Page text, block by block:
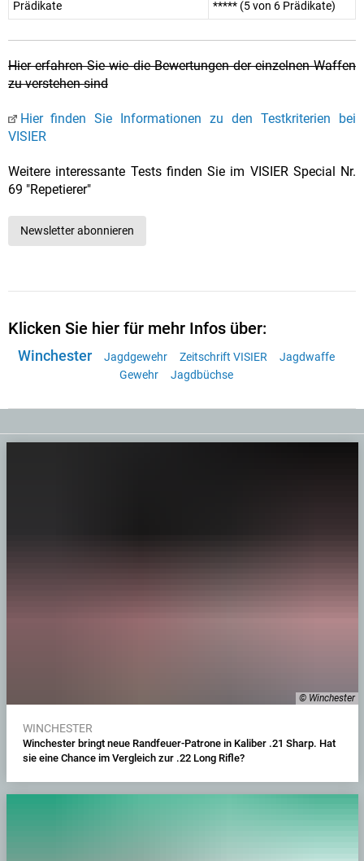
Prädikate
***** (5 von 6 Prädikate)
Hier erfahren Sie wie die Bewertungen der einzelnen Waffen
zu verstehen sind
Hier finden Sie Informationen zu den Testkriterien bei
VISIER
Weitere interessante Tests finden Sie im VISIER Special Nr.
69 "Repetierer"
Newsletter abonnieren
Klicken Sie hier für mehr Infos über:
Winchester Jagdgewehr Zeitschrift VISIER
Jagdwaffe
Gewehr
Jagdbüchse
© Winchester
WINCHESTER
Winchester bringt neue Randfeuer-Patrone in Kaliber .21 Sharp. Hat
sie eine Chance im Vergleich zur .22 Long Rifle?